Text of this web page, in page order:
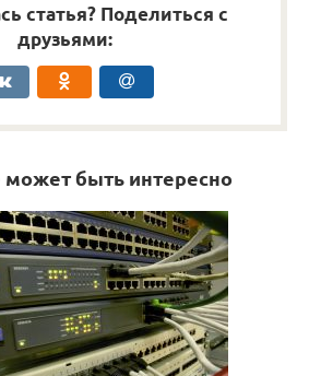
статья? Поделиться с
друзьями:
быть интересно